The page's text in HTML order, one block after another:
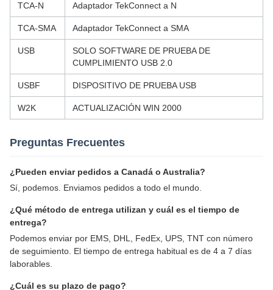
TCA-N Adaptador TekConnect a N
TCA-SMA Adaptador TekConnect a SMA
USB
SOLO SOFTWARE DE PRUEBA DE
CUMPLIMIENTO USB 2.0
USBF DISPOSITIVO DE PRUEBA USB
W2K ACTUALIZACIÓN WIN 2000
Preguntas Frecuentes
¿Pueden enviar pedidos a Canadá o Australia?
Sí, podemos. Enviamos pedidos a todo el mundo.
¿Qué método de entrega utilizan y cuál es el tiempo de
entrega?
Podemos enviar por EMS, DHL, FedEx, UPS, TNT con número
de seguimiento. El tiempo de entrega habitual es de 4 a 7 días
laborables.
¿Cuál es su plazo de pago?